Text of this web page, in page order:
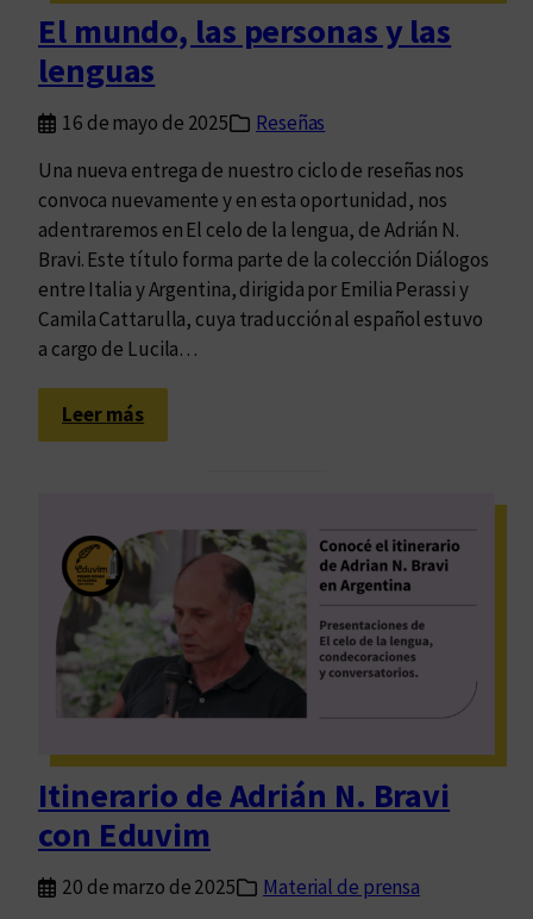
El mundo, las personas y las
lenguas
16 de mayo de 2025
Reseñas
Una nueva entrega de nuestro ciclo de reseñas nos
convoca nuevamente y en esta oportunidad, nos
adentraremos en El celo de la lengua, de Adrián N.
Bravi. Este título forma parte de la colección Diálogos
entre Italia y Argentina, dirigida por Emilia Perassi y
Camila Cattarulla, cuya traducción al español estuvo
a cargo de Lucila…
Leer más:
E
u
n
o
,
p
e
r
s
o
Itinerario de Adrián N. Bravi
con Eduvim
20 de marzo de 2025
Material de prensa